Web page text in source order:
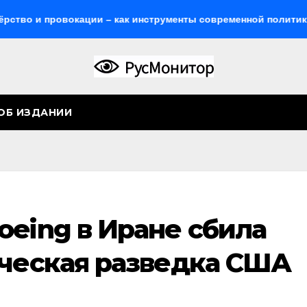
– как инструменты современной политики России
ИЗДАНИИ
в Иране сбила
разведка США